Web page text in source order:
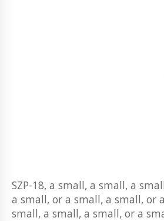
SZP-18, a small, a small, a
a small, or a small, a small, or
small, a small, a small, or a